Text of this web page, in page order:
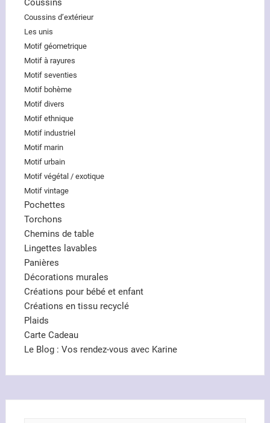
Coussins d’extérieur
Les unis
Motif géometrique
Motif à rayures
Motif seventies
Motif bohème
Motif divers
Motif ethnique
Motif industriel
Motif marin
Motif urbain
Motif végétal / exotique
Motif vintage
Pochettes
Torchons
Chemins de table
Lingettes lavables
Panières
Décorations murales
Créations pour bébé et enfant
Créations en tissu recyclé
Plaids
Carte Cadeau
Le Blog : Vos rendez-vous avec Karine